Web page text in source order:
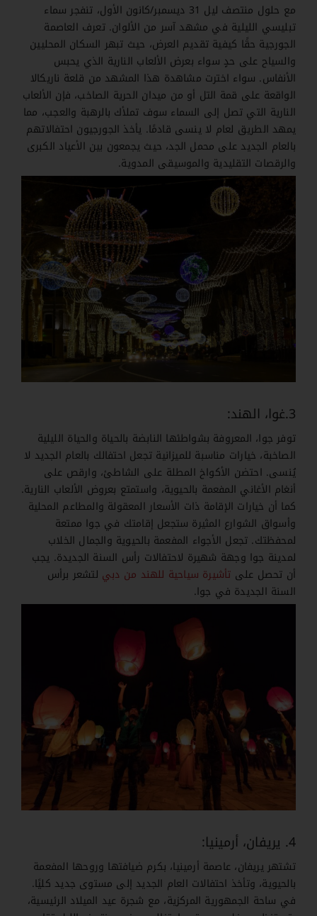
مع حلول منتصف ليل 31 ديسمبر/كانون الأول، تنفجر سماء
تبليسي الليلية في مشهد آسر من الألوان. تعرف العاصمة
الجورجية حقًا كيفية تقديم العرض، حيث تبهر السكان المحليين
والسياح على حدٍ سواء بعرض الألعاب النارية الذي يحبس
الأنفاس. سواء اخترت مشاهدة هذا المشهد من قلعة ناريكالا
الواقعة على قمة التل أو من ميدان الحرية الصاخب، فإن الألعاب
النارية التي تصل إلى السماء سوف تملأك بالرهبة والعجب، مما
يمهد الطريق لعام لا ينسى قادمًا. يأخذ الجورجيون احتفالاتهم
بالعام الجديد على محمل الجد، حيث يجمعون بين الأعياد الكبرى
والرقصات التقليدية والموسيقى المدوية.
3.غوا، الهند:
توفر جوا، المعروفة بشواطئها النابضة بالحياة والحياة الليلية
الصاخبة، خيارات مناسبة للميزانية تجعل احتفالك بالعام الجديد لا
يُنسى. احتضن الأكواخ المطلة على الشاطئ، وارقص على
أنغام الأغاني المفعمة بالحيوية، واستمتع بعروض الألعاب النارية.
كما أن خيارات الإقامة ذات الأسعار المعقولة والمطاعم المحلية
وأسواق الشوارع المثيرة ستجعل إقامتك في جوا ممتعة
لمحفظتك. تجعل الأجواء المفعمة بالحيوية والجمال الخلاب
لمدينة جوا وجهة شهيرة لاحتفالات رأس السنة الجديدة. يجب
أن تحصل على تأشيرة سياحية للهند من دبي لتشعر برأس
السنة الجديدة في جوا.
4. يريفان، أرمينيا:
تشتهر يريفان، عاصمة أرمينيا، بكرم ضيافتها وروحها المفعمة
بالحيوية، وتأخذ احتفالات العام الجديد إلى مستوى جديد كليًا.
في ساحة الجمهورية المركزية، مع شجرة عيد الميلاد الرئيسية،